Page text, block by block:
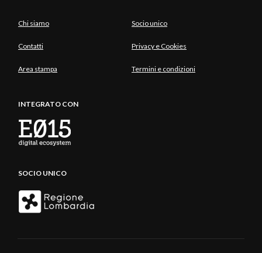
Chi siamo Socio unico
Contatti Privacy e Cookies
Area stampa Termini e condizioni
INTEGRATO CON
SOCIO UNICO